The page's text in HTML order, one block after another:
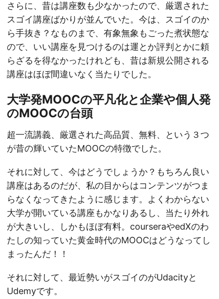
さらに、昔は講座数も少なかったので、厳選された
スゴイ講座ばかりが並んでいた。今は、スゴイのか
ら手抜き？なものまで、有象無象もごった煮状態な
ので、いい講座を見つけるのは運とか評判とかに頼
らざるを得なかったけれども、昔は新規公開される
講座はほぼ間違いなく当たりでした。
大学発MOOCの平凡化と企業や個人発
のMOOCの台頭
超一流講義、厳選された高品質、無料、という３つ
が昔の輝いていたMOOCの特徴でした。
それに対して、今はどうでしょうか？もちろん良い
講座はあるのだが、私の目からはコンテンツがつま
らなくなってきたように感じます。よくわからない
大学が開いている講座もかなりあるし、当たり外れ
が大きいし、しかもほぼ有料。courseraやedXのわ
たしの知っていた黄金時代のMOOCはどうなってし
まったんだ！！
それに対して、最近勢いがスゴイのがUdacityと
Udemyです。